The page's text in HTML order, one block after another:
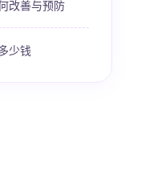
改善与预防
少钱